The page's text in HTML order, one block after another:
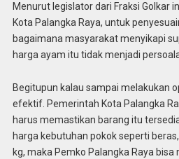
Menurut legislator dari Fraksi Golkar
Kota Palangka Raya, untuk
bagaimana masyarakat menyikapi
harga ayam itu tidak menjadi
Begitupun kalau sampai melakukan
efektif. Pemerintah Kota Palangka
harus memastikan barang itu
harga kebutuhan pokok seperti
kg, maka Pemko Palangka Raya